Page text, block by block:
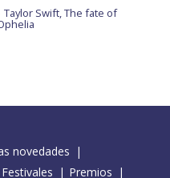
Taylor Swift, The fate of
novedades
Festivales
Premios